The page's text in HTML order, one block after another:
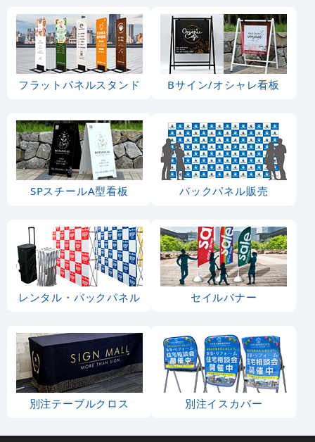
フラットパネルスタンド Bサイン/オシャレ看板
SPスチールA型看板 バックパネル販売
レンタル・バックパネル セイルバナー
別注テーブルクロス 別注イスカバー